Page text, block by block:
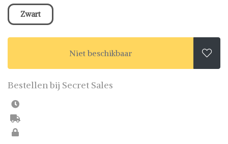
Zwart
Niet beschikbaar 
Bestellen bij Secret Sales